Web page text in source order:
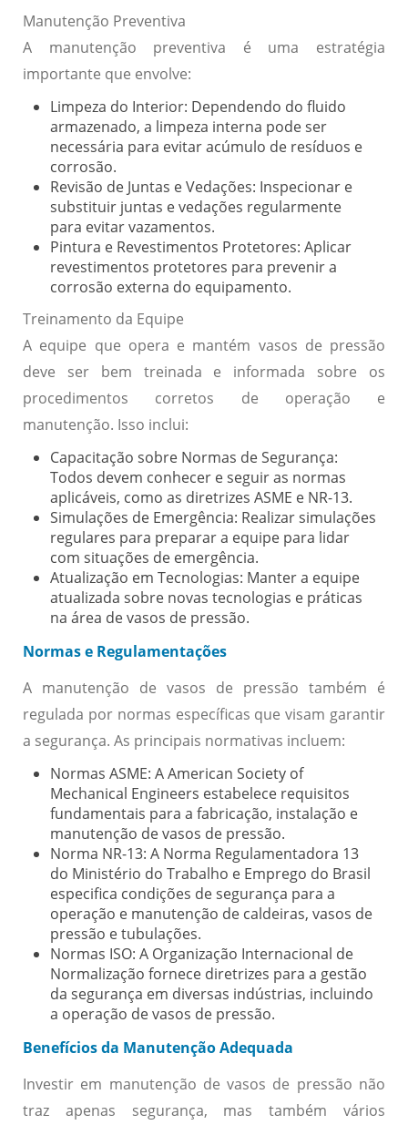
Manutenção Preventiva
A manutenção preventiva é uma estratégia
importante que envolve:
Limpeza do Interior: Dependendo do fluido
armazenado, a limpeza interna pode ser
necessária para evitar acúmulo de resíduos e
corrosão.
Revisão de Juntas e Vedações: Inspecionar e
substituir juntas e vedações regularmente
para evitar vazamentos.
Pintura e Revestimentos Protetores: Aplicar
revestimentos protetores para prevenir a
corrosão externa do equipamento.
Treinamento da Equipe
A equipe que opera e mantém vasos de pressão
deve ser bem treinada e informada sobre os
procedimentos corretos de operação e
manutenção. Isso inclui:
Capacitação sobre Normas de Segurança:
Todos devem conhecer e seguir as normas
aplicáveis, como as diretrizes ASME e NR-13.
Simulações de Emergência: Realizar simulações
regulares para preparar a equipe para lidar
com situações de emergência.
Atualização em Tecnologias: Manter a equipe
atualizada sobre novas tecnologias e práticas
na área de vasos de pressão.
Normas e Regulamentações
A manutenção de vasos de pressão também é
regulada por normas específicas que visam garantir
a segurança. As principais normativas incluem:
Normas ASME: A American Society of
Mechanical Engineers estabelece requisitos
fundamentais para a fabricação, instalação e
manutenção de vasos de pressão.
Norma NR-13: A Norma Regulamentadora 13
do Ministério do Trabalho e Emprego do Brasil
especifica condições de segurança para a
operação e manutenção de caldeiras, vasos de
pressão e tubulações.
Normas ISO: A Organização Internacional de
Normalização fornece diretrizes para a gestão
da segurança em diversas indústrias, incluindo
a operação de vasos de pressão.
Benefícios da Manutenção Adequada
Investir em manutenção de vasos de pressão não
traz apenas segurança, mas também vários